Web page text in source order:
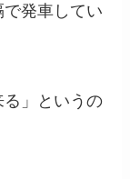
発車してい
」というの